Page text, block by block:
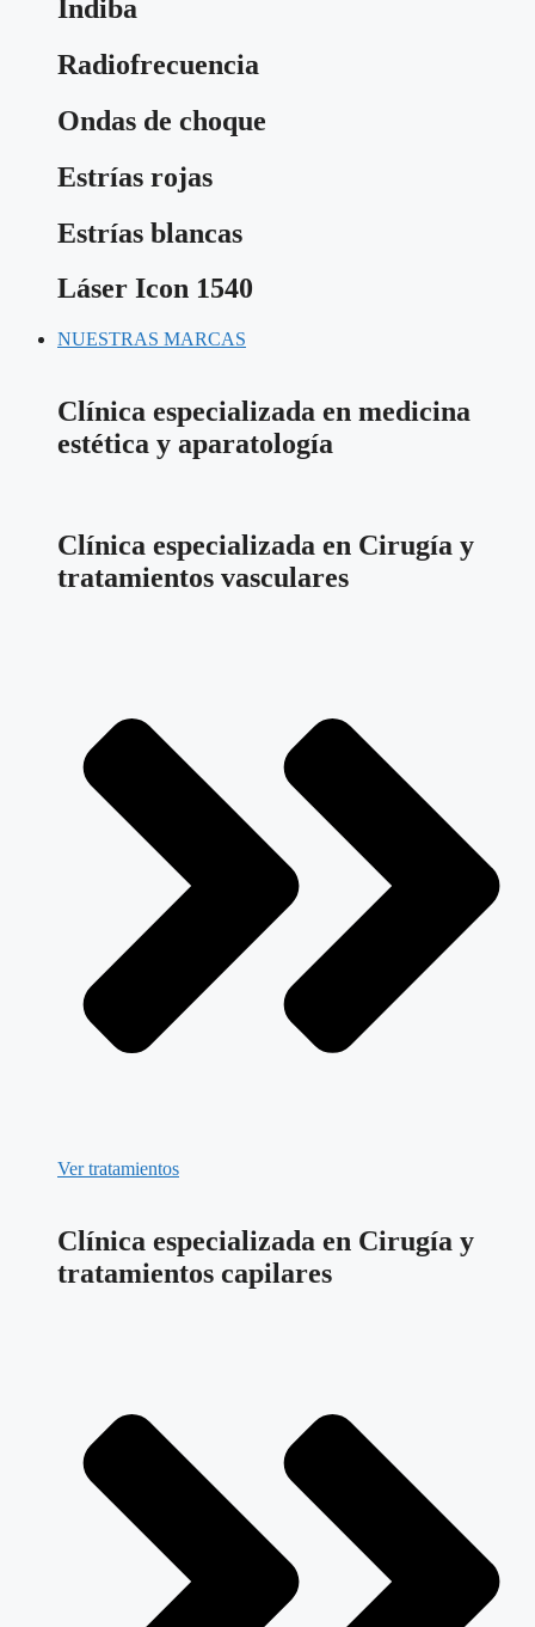
Indiba
Radiofrecuencia
Ondas de choque
Estrías rojas
Estrías blancas
Láser Icon 1540
NUESTRAS MARCAS
Clínica especializada en medicina
estética y aparatología
Clínica especializada en Cirugía y
tratamientos vasculares
Ver tratamientos
Clínica especializada en Cirugía y
tratamientos capilares